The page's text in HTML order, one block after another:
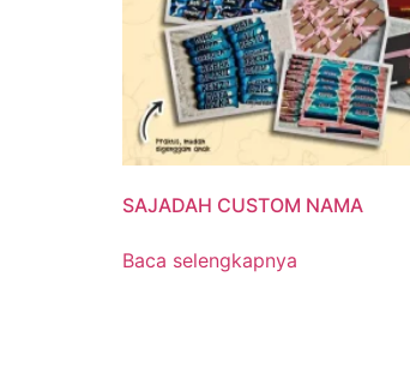
SAJADAH CUSTOM NAMA
Baca selengkapnya